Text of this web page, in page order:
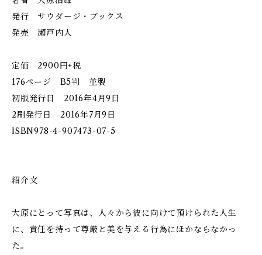
発行 サウダージ・ブックス
発売 瀬戸内人
定価 2900円+税
176ページ B5判 並製
初版発行日 2016年4月9日
2刷発行日 2016年7月9日
ISBN978-4-907473-07-5
紹介文
大原にとって写真は、人々から彼に向けて預けられた人生
に、責任を持って尊厳と美を与える行為にほかならなかっ
た。